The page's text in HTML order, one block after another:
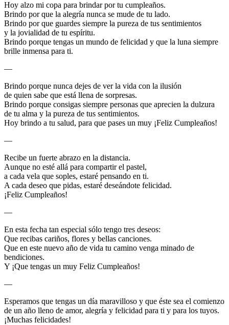
Hoy alzo mi copa para brindar por tu cumpleaños.
Brindo por que la alegría nunca se mude de tu lado.
Brindo por que guardes siempre la pureza de tus sentimientos
y la jovialidad de tu espíritu.
Brindo porque tengas un mundo de felicidad y que la luna siempre
brille inmensa para ti.
—
Brindo porque nunca dejes de ver la vida con la ilusión
de quien sabe que está llena de sorpresas.
Brindo porque consigas siempre personas que aprecien la dulzura
de tu alma y la pureza de tus sentimientos.
Hoy brindo a tu salud, para que pases un muy ¡Feliz Cumpleaños!
—
Recibe un fuerte abrazo en la distancia.
Aunque no esté allá para compartir el pastel,
a cada vela que soples, estaré pensando en ti.
A cada deseo que pidas, estaré deseándote felicidad.
¡Feliz Cumpleaños!
—
En esta fecha tan especial sólo tengo tres deseos:
Que recibas cariños, flores y bellas canciones.
Que en este nuevo año de vida tu camino venga minado de
bendiciones.
Y ¡Que tengas un muy Feliz Cumpleaños!
—
Esperamos que tengas un día maravilloso y que éste sea el comienzo
de un año lleno de amor, alegría y felicidad para ti y para los tuyos.
¡Muchas felicidades!